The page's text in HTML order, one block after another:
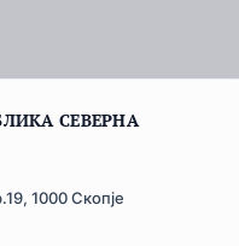
СЕВЕРНА
1000 Скопје